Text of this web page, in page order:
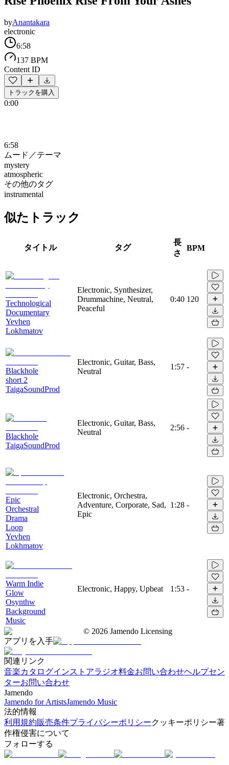
byAnantakara
electronic
6:58
137 BPM
Content ID
トラックを購入
0:00
6:58
ムード／テーマ
mystery
atmospheric
その他のタグ
instrumental
似たトラック
タイトル タグ
長
さ
BPM
Technological
Documentary
Yevhen
Lokhmatov
Electronic, Synthesizer,
Drummachine, Neutral,
Peaceful
0:40 120
Blackhole
short 2
TaigaSoundProd
Electronic, Guitar, Bass,
Neutral
1:57 -
Blackhole
TaigaSoundProd
Electronic, Guitar, Bass,
Neutral
2:56 -
Epic
Orchestral
Drama
Loop
Yevhen
Lokhmatov
Electronic, Orchestra,
Adventure, Corporate, Sad,
Epic
1:28 -
Warm Indie
Glow
Osynthw
Background
Music
Electronic, Happy, Upbeat 1:53 -
© 2026 Jamendo Licensing
アプリを入手
関連リンク
音楽カタログインストアラジオ料金お問い合わせヘルプセン
ターお問い合わせ
Jamendo
Jamendo for ArtistsJamendo Music
法的情報
利用規約販売条件プライバシーポリシークッキーポリシー著
作権侵害について
フォローする